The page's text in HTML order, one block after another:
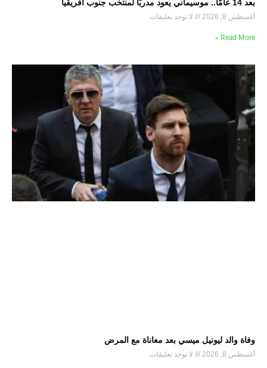
بعد 14 عامًا.. موسيماني يعود مدربًا لمنتخب جنوب أفريقيا
أغسطس 8, 2026 لا توجد تعليقات
Read More »
وفاة والد ليونيل ميسي بعد معاناة مع المرض
أغسطس 8, 2026 لا توجد تعليقات